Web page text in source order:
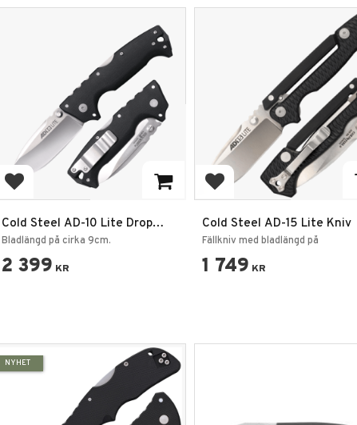
Lägg till i favoriter
Cold Steel AD-10 Lite Drop
Point Fällkniv
Bladlängd på cirka 9cm.
2 399 KR
Lägg till i favoriter
Cold Steel AD-15 Lite Kniv
Fällkniv med bladlängd på
1 749 KR
NYHET